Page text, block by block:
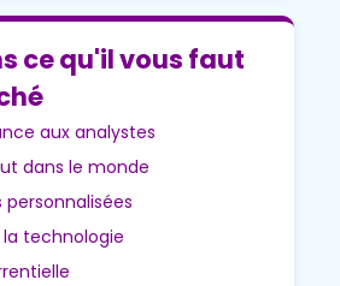
ce qu'il vous faut
aux analystes
dans le monde
technologie